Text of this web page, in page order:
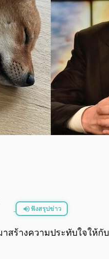
ฟังสรุปข่าว
าสร้างความประทับใจให้